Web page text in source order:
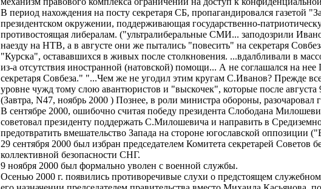
В период нахождения на посту секретаря СБ, пропагандировался газетой
президентском окружении, поддерживающая государственно-
противостоящая либералам. ("ультралиберальные СМИ... заподозрили
наезду на НТВ, а в августе они же пытались "повесить" на секретаря
"Курска", остававшихся в живых после столкновения. ...вдалбливали в
из-а отсутствия иностранной (натовской) помощи... А не соглашался на
секретаря Совбеза." "...Чем же не угодил этим кругам С.Иванов? Прежде
уровне чужд тому слою авантюристов и "выскочек", которые после
(Завтра, N47, ноябрь 2000 ) Познее, в роли министра обороны,
В сентябре 2000, ошибочно считая победу президента Слободана
советовал президенту поддержать С.Милошевича и направить в
предотвратить вмешательство Запада на стороне югославской
29 сентября 2000 был избран председателем Комитета секретарей Советов
коллективной безопасности СНГ.
9 ноября 2000 был формально уволен с военной службы.
Осенью 2000 г. появились противоречивые слухи о предстоящем